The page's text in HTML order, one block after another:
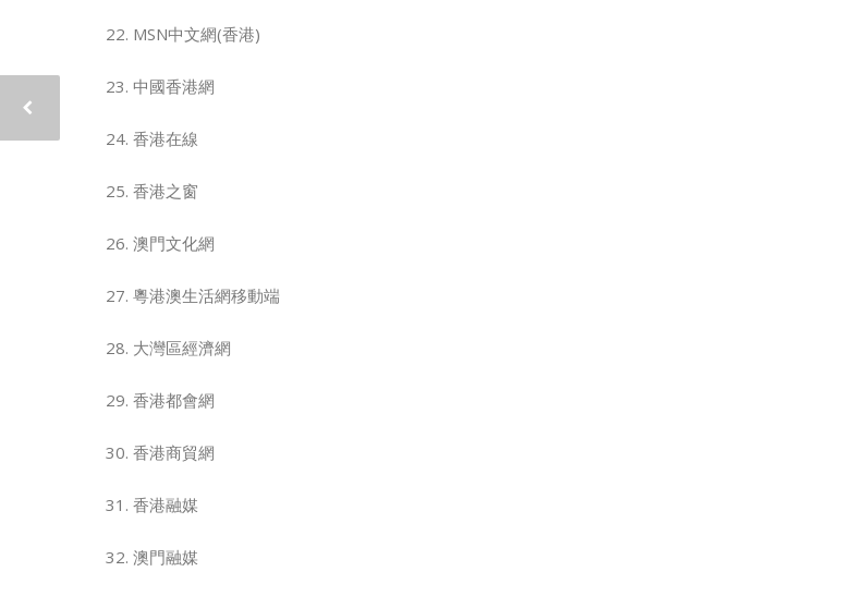
MSN中文網(香港)
中國香港網
香港在線
香港之窗
澳門文化網
粵港澳生活網移動端
大灣區經濟網
香港都會網
香港商貿網
香港融媒
澳門融媒